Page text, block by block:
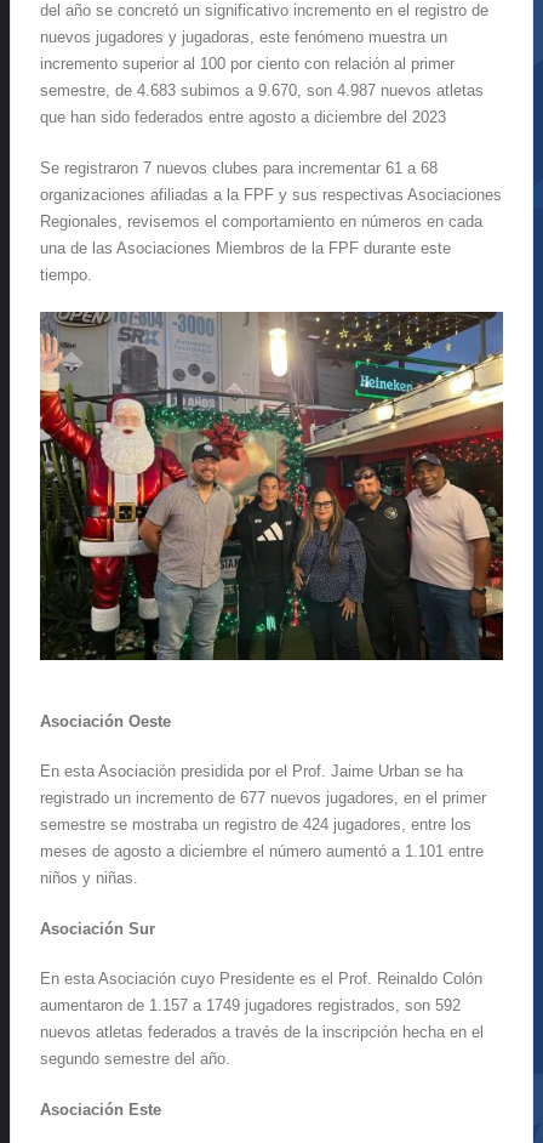
del año se concretó un significativo incremento en el registro de
nuevos jugadores y jugadoras, este fenómeno muestra un
incremento superior al 100 por ciento con relación al primer
semestre, de 4.683 subimos a 9.670, son 4.987 nuevos atletas
que han sido federados entre agosto a diciembre del 2023
Se registraron 7 nuevos clubes para incrementar 61 a 68
organizaciones afiliadas a la FPF y sus respectivas Asociaciones
Regionales, revisemos el comportamiento en números en cada
una de las Asociaciones Miembros de la FPF durante este
tiempo.
Asociación Oeste
En esta Asociación presidida por el Prof. Jaime Urban se ha
registrado un incremento de 677 nuevos jugadores, en el primer
semestre se mostraba un registro de 424 jugadores, entre los
meses de agosto a diciembre el número aumentó a 1.101 entre
niños y niñas.
Asociación Sur
En esta Asociación cuyo Presidente es el Prof. Reinaldo Colón
aumentaron de 1.157 a 1749 jugadores registrados, son 592
nuevos atletas federados a través de la inscripción hecha en el
segundo semestre del año.
Asociación Este